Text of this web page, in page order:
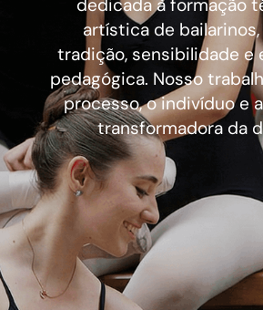
dedicada à formação
artística de
tradição, sensibilidade e
pedagógica. Nosso
processo, o indivíduo e
transformadora da